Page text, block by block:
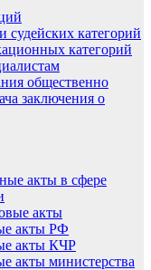
судейских категорий
категорий
общественно
заключения о
акты в сфере
акты
акты РФ
акты КЧР
акты министерства